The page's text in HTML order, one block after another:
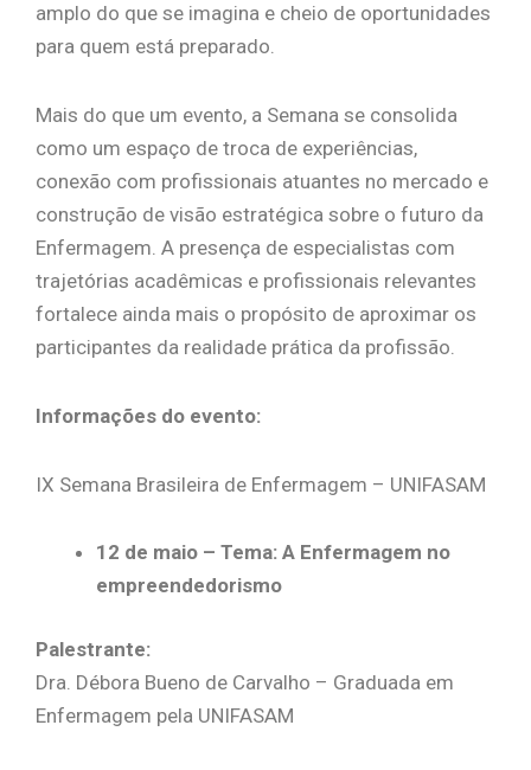
amplo do que se imagina e cheio de oportunidades
para quem está preparado.
Mais do que um evento, a Semana se consolida
como um espaço de troca de experiências,
conexão com profissionais atuantes no mercado e
construção de visão estratégica sobre o futuro da
Enfermagem. A presença de especialistas com
trajetórias acadêmicas e profissionais relevantes
fortalece ainda mais o propósito de aproximar os
participantes da realidade prática da profissão.
Informações do evento:
IX Semana Brasileira de Enfermagem – UNIFASAM
12 de maio – Tema: A Enfermagem no
empreendedorismo
Palestrante:
Dra. Débora Bueno de Carvalho – Graduada em
Enfermagem pela UNIFASAM